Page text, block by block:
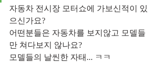
자동차 전시장 모터쇼에 가보신적이 있
으신가요?
어떤분들은 자동차를 보지않고 모델들
만 쳐다보지 않나요?
모델들의 날씬한 자태... ㅋㅋ